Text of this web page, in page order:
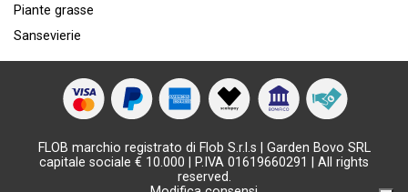
Piante grasse
Sansevierie
FLOB marchio registrato di Flob S.r.l.s | Garden Bovo SRL
capitale sociale € 10.000 | P.IVA 01619660291 | All rights
reserved.